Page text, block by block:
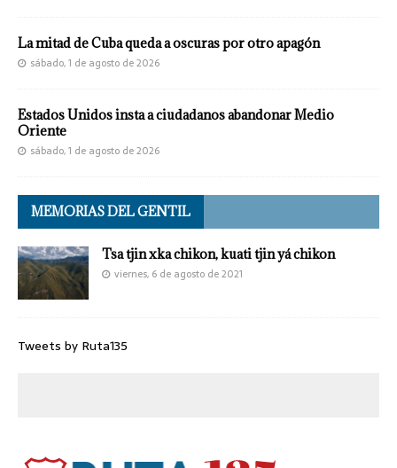
La mitad de Cuba queda a oscuras por otro apagón
sábado, 1 de agosto de 2026
Estados Unidos insta a ciudadanos abandonar Medio
Oriente
sábado, 1 de agosto de 2026
MEMORIAS DEL GENTIL
Tsa tjin xka chikon, kuati tjin yá chikon
viernes, 6 de agosto de 2021
Tweets by Ruta135